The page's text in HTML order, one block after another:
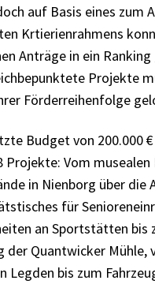
auf Basis eines zum
Krtierienrahmens
Anträge in ein
Projekte
Förderreihenfolge
Budget von 200.000
Projekte: Vom
in Nienborg über die
für
an Sportstätten bis
der Quantwicker Mühle,
Legden bis zum